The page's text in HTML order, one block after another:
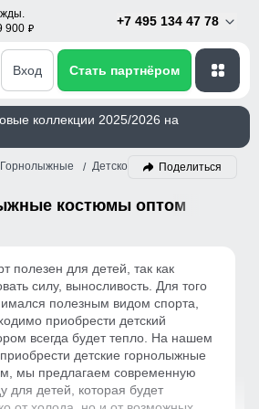
900 p
+7 495 134 47 78
Вход Стать партнёром
коллекции 2025/2026 на
Горнолыжные Детское Поделиться
костюмы оптом
полезен для детей, так как
силу, выносливость. Для того
полезным видом спорта,
приобрести детский
всегда будет тепло. На нашем
детские горнолыжные
мы предлагаем современную
для детей, которая будет